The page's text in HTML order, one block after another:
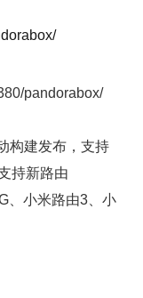
pandorabox/
构建发布，支持
持新路由
、小米路由3、小